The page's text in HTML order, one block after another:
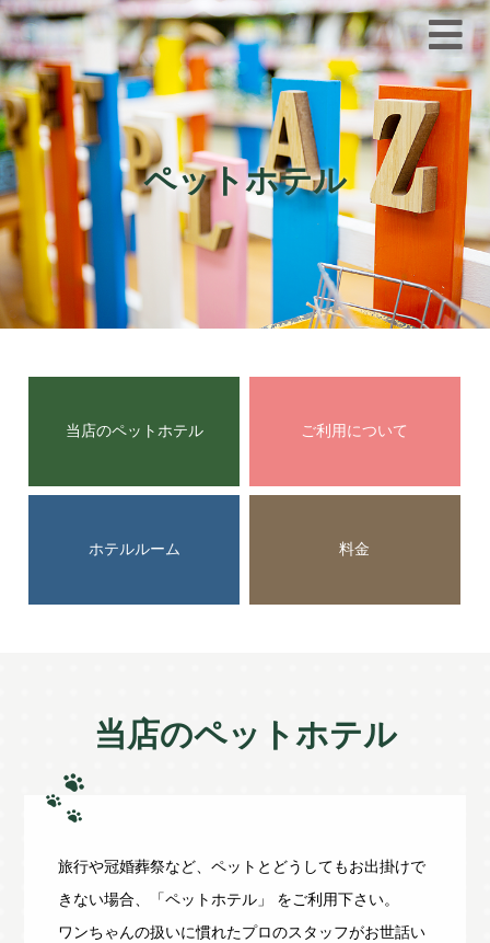
ペットホテル
当店のペットホテル ご利用について
ホテルルーム 料金
当店のペットホテル
旅行や冠婚葬祭など、ペットとどうしてもお出掛けで
きない場合、「ペットホテル」 をご利用下さい。
ワンちゃんの扱いに慣れたプロのスタッフがお世話い